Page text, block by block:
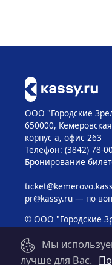
ООО "Городские
650000,
корпус а, офис 263
Телефон: (3842) 78-
Бронирование
pr@kassy.ru— по
© ООО "Городские
Мы
лучше для Вас.